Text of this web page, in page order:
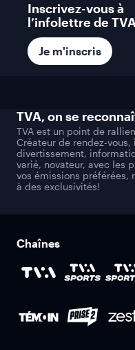
Inscrivez-vous à
l’infolettre de
Je m'inscris
TVA, on se
TVA est un point de
Créateur de rendez-
divertissement,
varié, novateur, avec les
vos émissions préférées,
à des exclusivités!
Chaînes